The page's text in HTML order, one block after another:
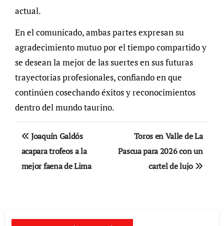
actual.
En el comunicado, ambas partes expresan su
agradecimiento mutuo por el tiempo compartido y
se desean la mejor de las suertes en sus futuras
trayectorias profesionales, confiando en que
continúen cosechando éxitos y reconocimientos
dentro del mundo taurino.
Navegación
de
entradas
Joaquín Galdós
acapara trofeos a la
mejor faena de Lima
Toros en Valle de La
Pascua para 2026 con un
cartel de lujo